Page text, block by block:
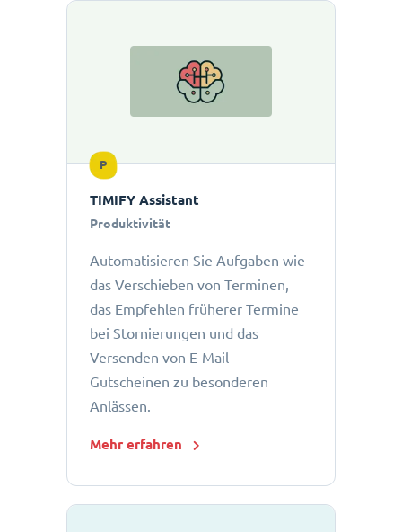
P
TIMIFY Assistant
Produktivität
Automatisieren Sie Aufgaben wie
das Verschieben von Terminen,
das Empfehlen früherer Termine
bei Stornierungen und das
Versenden von E-Mail-
Gutscheinen zu besonderen
Anlässen.
Mehr erfahren